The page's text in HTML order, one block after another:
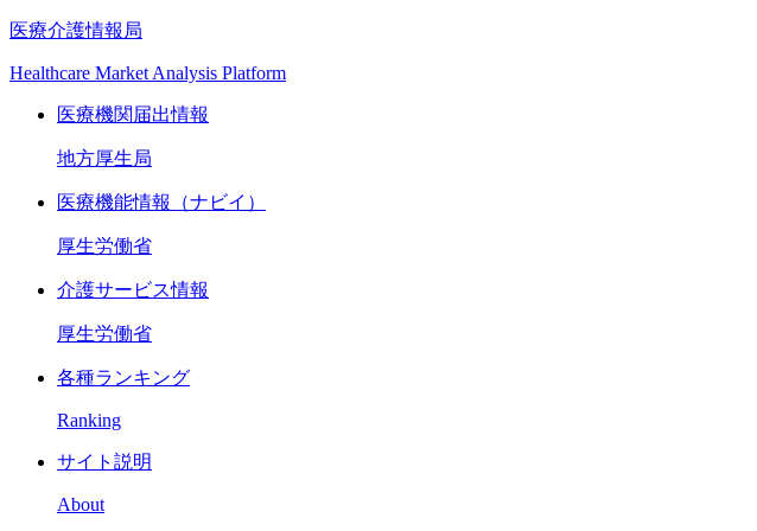
医療介護情報局
Healthcare Market Analysis Platform
医療機関届出情報
地方厚生局
医療機能情報（ナビイ）
厚生労働省
介護サービス情報
厚生労働省
各種ランキング
Ranking
サイト説明
About